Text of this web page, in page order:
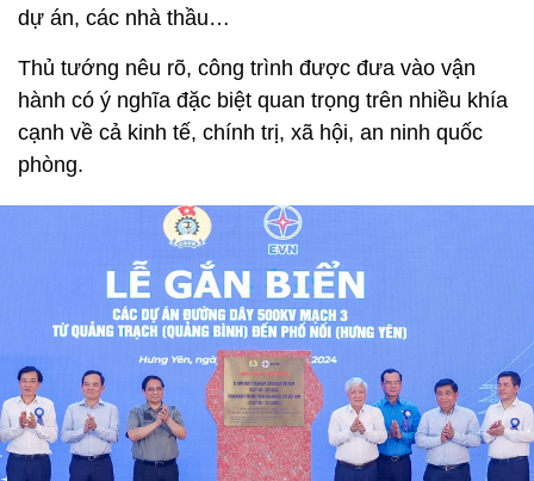
dự án, các nhà thầu…
Thủ tướng nêu rõ, công trình được đưa vào vận
hành có ý nghĩa đặc biệt quan trọng trên nhiều khía
cạnh về cả kinh tế, chính trị, xã hội, an ninh quốc
phòng.